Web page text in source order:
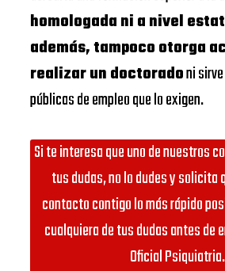
homologada ni a nivel
además, tampoco otorga
realizar un doctoradoni
públicas de empleo que lo exigen.
Si te interesa que uno de nuestros
tus dudas, no lo dudes y solicita
contacto contigo lo más rápido
cualquiera de tus dudas antes de
Oficial Psiquiatria.